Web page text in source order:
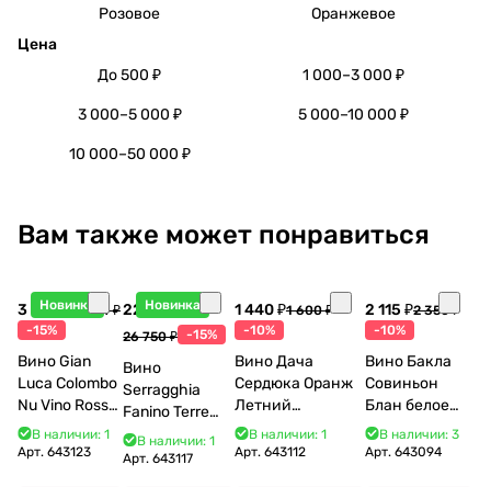
Розовое
Оранжевое
Цена
До 500 ₽
1 000–3 000 ₽
3 000–5 000 ₽ 5 000–10 000 ₽
10 000–50 000 ₽
Вам также может понравиться
Новинка
3 998 ₽4 704 ₽
-15%
Вино Gian
Luca Colombo
Nu Vino Rosso
2025 750 мл
В наличии: 1
Арт. 643123
Новинка
22 738 ₽
26 750 ₽ -15%
Вино
Serragghia
Fanino Terre
Siciliane IGP
2022 750 мл
В наличии: 1
Арт.643117
1 440 ₽1 600 ₽
-10%
Вино Дача
Сердюка Оранж
Летний
Сибирьковый
2024 750 мл
В наличии: 1
Арт. 643112
2 115 ₽2 350 ₽
-10%
Вино Бакла
Совиньон
Блан белое
сухое 750 мл
12%
В наличии: 3
Арт.643094